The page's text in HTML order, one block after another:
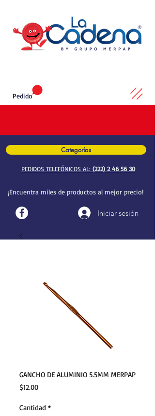
Categorías
PEDIDOS TELEFÓNICOS AL: (222) 2 46 56 30
¡Encuentra miles de productos al mejor precio!
Iniciar sesión
Pedido
GANCHO DE ALUMINIO 5.5MM MERPAP
$12.00Precio
Cantidad *